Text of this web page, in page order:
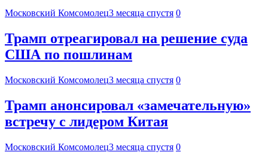
Московский Комсомолец3 месяца спустя 0
Трамп отреагировал на решение суда
США по пошлинам
Московский Комсомолец3 месяца спустя 0
Трамп анонсировал «замечательную»
встречу с лидером Китая
Московский Комсомолец3 месяца спустя 0